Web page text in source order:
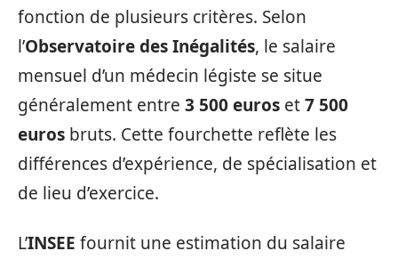
fonction de plusieurs critères. Selon
l’Observatoire des Inégalités, le salaire
mensuel d’un médecin légiste se situe
généralement entre 3 500 euros et7 500
euros bruts. Cette fourchette reflète les
différences d’expérience, de spécialisation et
de lieu d’exercice.
L’INSEE fournit une estimation du salaire